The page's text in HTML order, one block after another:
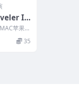
II
持12
苹果电
35